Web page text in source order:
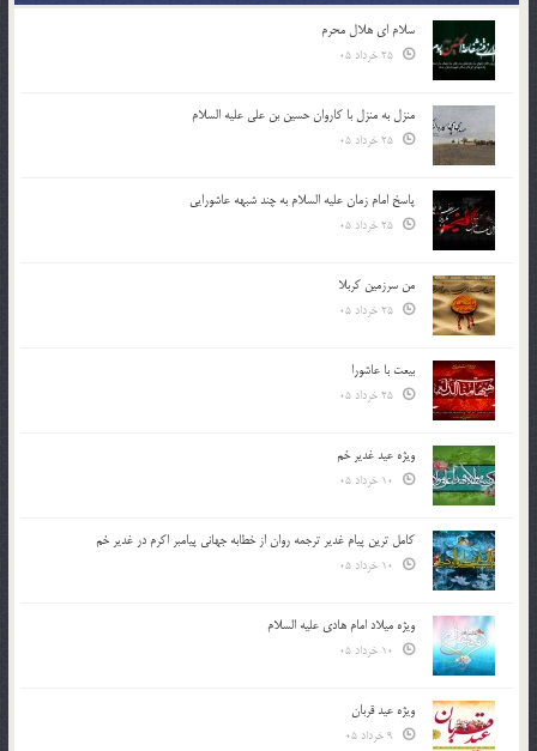
سلام ای هلال محرم
منزل به منزل با کاروان حسین بن علی علیه السلام
پاسخ امام زمان علیه السلام به چند شبهه عاشورایی
من سرزمین کربلا
بیعت با عاشورا
ویژه عید غدیر خم
کامل ترین پیام غدیر ترجمه روان از خطابه جهانی پیامبر اکرم در غدیر خم
ویژه میلاد امام هادی علیه السلام
ویژه عید قربان